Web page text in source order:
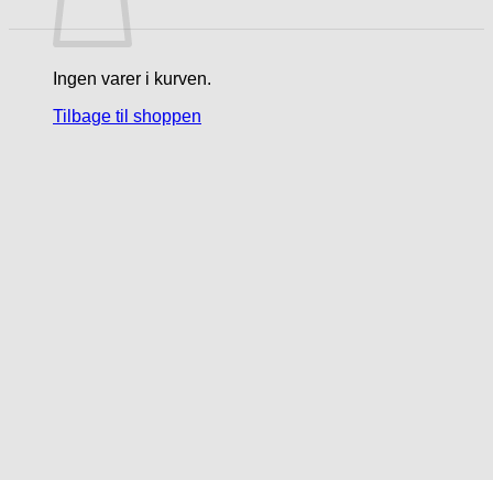
Ingen varer i kurven.
Tilbage til shoppen